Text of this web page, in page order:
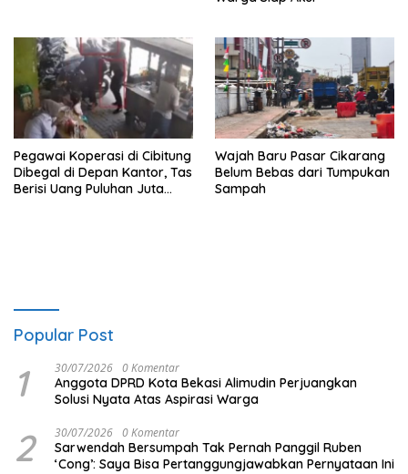
Pegawai Koperasi di Cibitung
Dibegal di Depan Kantor, Tas
Berisi Uang Puluhan Juta
Wajah Baru Pasar Cikarang
Belum Bebas dari Tumpukan
Sampah
Popular Post
1 30/07/2026 0 Komentar
Anggota DPRD Kota Bekasi Alimudin Perjuangkan
Solusi Nyata Atas Aspirasi Warga
2 30/07/2026 0 Komentar
Sarwendah Bersumpah Tak Pernah Panggil Ruben
‘Cong’: Saya Bisa Pertanggungjawabkan Pernyataan Ini